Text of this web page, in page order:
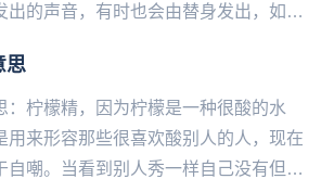
出的声音，有时也会由替身发出，如白
思
：柠檬精，因为柠檬是一种很酸的水
用来形容那些很喜欢酸别人的人，现在
自嘲。当看到别人秀一样自己没有但却